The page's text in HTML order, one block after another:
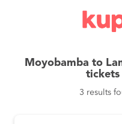
Moyobamba to
tickets
3 results